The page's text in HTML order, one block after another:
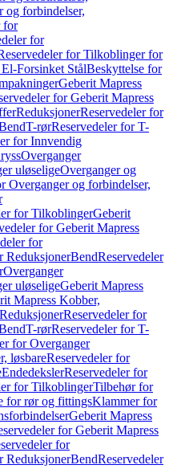
og forbindelser,
for
for
for Tilkoblinger for
Forsinket StålBeskyttelse for
Geberit Mapress
for Geberit Mapress
ReduksjonerReservedeler for
T-rørReservedeler for T-
for Innvendig
Overganger
uløseligeOverganger og
Overganger og forbindelser,
for TilkoblingerGeberit
for Geberit Mapress
for
ReduksjonerBendReservedeler
Overganger
uløseligeGeberit Mapress
Mapress Kobber,
ReduksjonerReservedeler for
T-rørReservedeler for T-
for Overganger
løsbareReservedeler for
EndedekslerReservedeler for
for TilkoblingerTilbehør for
for rør og fittingsKlammer for
Geberit Mapress
for Geberit Mapress
for
ReduksjonerBendReservedeler